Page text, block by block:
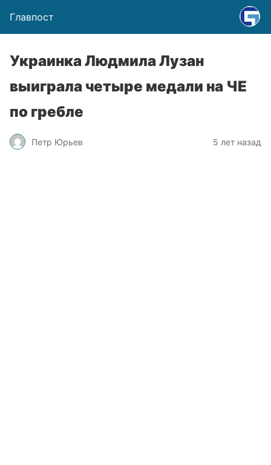
Главпост
Украинка Людмила Лузан
выиграла четыре медали на ЧЕ
по гребле
Петр Юрьев 5 лет назад